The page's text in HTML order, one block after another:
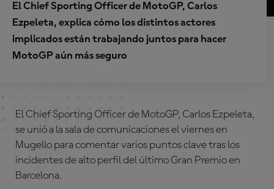
El Chief Sporting Officer de MotoGP, Carlos
Ezpeleta, explica cómo los distintos actores
implicados están trabajando juntos para hacer
MotoGP aún más seguro
El Chief Sporting Officer de MotoGP, Carlos Ezpeleta,
se unió a la sala de comunicaciones el viernes en
Mugello para comentar varios puntos clave tras los
incidentes de alto perfil del último Gran Premio en
Barcelona.